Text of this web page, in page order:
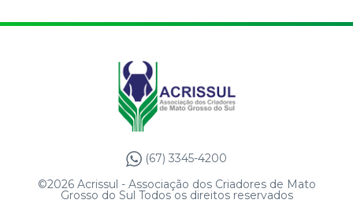
(67) 3345-4200
©2026 Acrissul - Associação dos Criadores de Mato
Grosso do Sul Todos os direitos reservados